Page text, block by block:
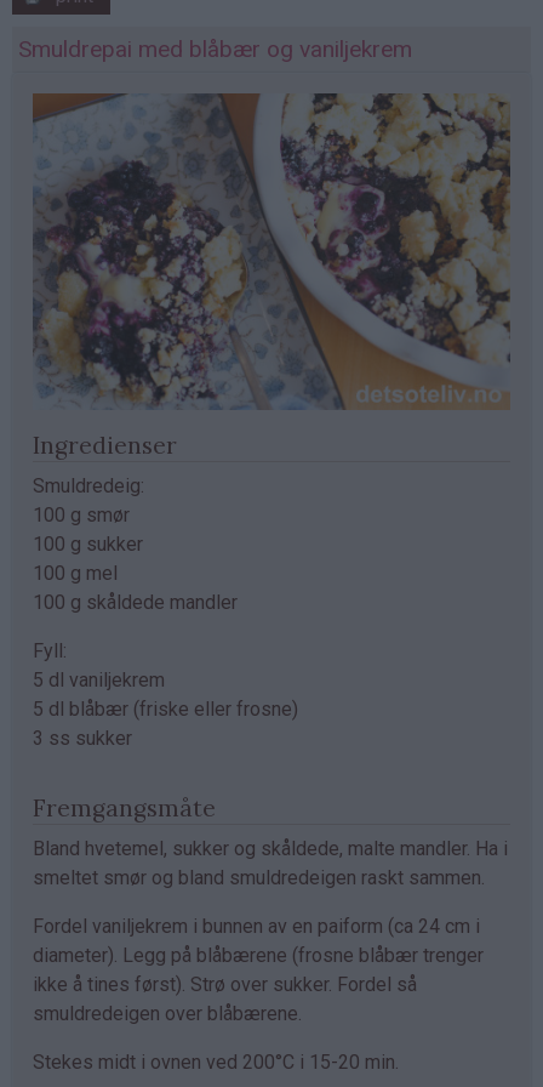
Smuldrepai med blåbær og vaniljekrem
Ingredienser
Smuldredeig:
100 g smør
100 g sukker
100 g mel
100 g skåldede mandler
Fyll:
5 dl vaniljekrem
5 dl blåbær (friske eller frosne)
3 ss sukker
Fremgangsmåte
Bland hvetemel, sukker og skåldede, malte mandler. Ha i
smeltet smør og bland smuldredeigen raskt sammen.
Fordel vaniljekrem i bunnen av en paiform (ca 24 cm i
diameter). Legg på blåbærene (frosne blåbær trenger
ikke å tines først). Strø over sukker. Fordel så
smuldredeigen over blåbærene.
Stekes midt i ovnen ved 200°C i 15-20 min.